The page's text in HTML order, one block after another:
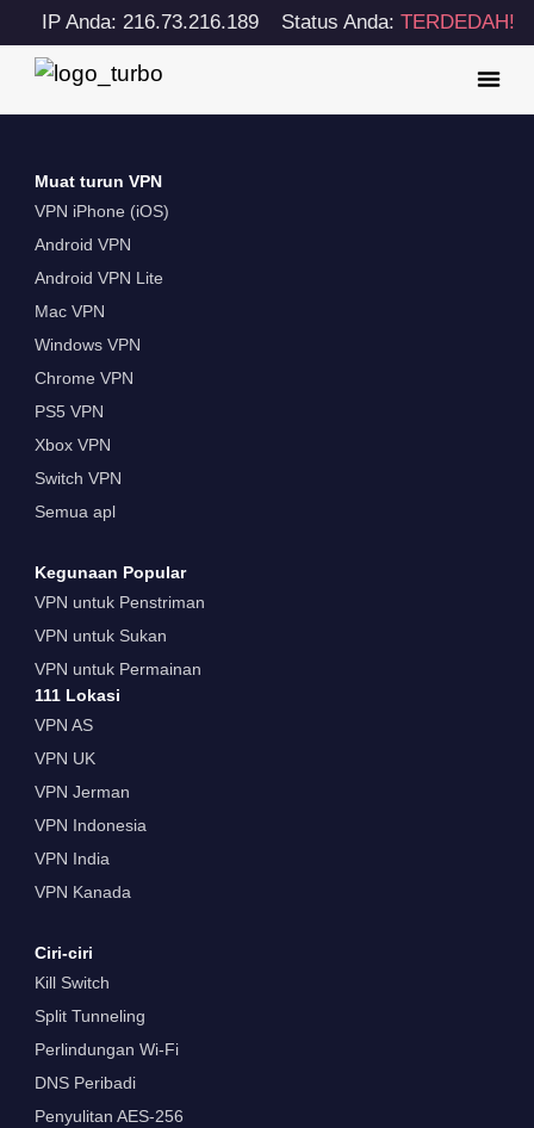
IP Anda: 216.73.216.189 Status Anda:TERDEDAH!
Muat turun VPN
VPN iPhone (iOS)
Android VPN
Android VPN Lite
Mac VPN
Windows VPN
Chrome VPN
PS5 VPN
Xbox VPN
Switch VPN
Semua apl
Kegunaan Popular
VPN untuk Penstriman
VPN untuk Sukan
VPN untuk Permainan
111 Lokasi
VPN AS
VPN UK
VPN Jerman
VPN Indonesia
VPN India
VPN Kanada
Ciri-ciri
Kill Switch
Split Tunneling
Perlindungan Wi-Fi
DNS Peribadi
Penyulitan AES-256